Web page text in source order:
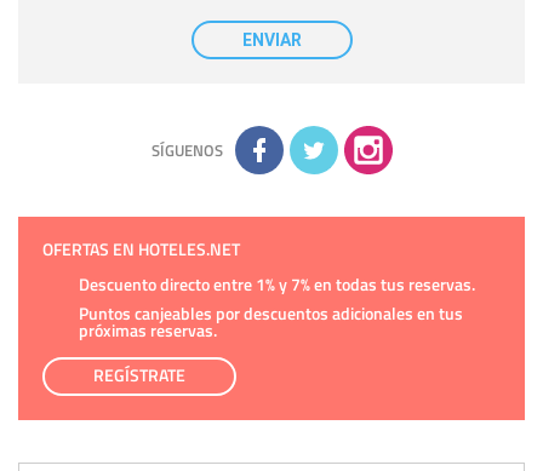
con carácter general, sólo el personal de
nuestra entidad que esté debidamente autorizado podrá
tener conocimiento de la información que le pedimos. No se
comunicarán datos a terceros.
adicional y detallada sobre cómo tratamos sus datos en la
política de privacidad
ENVIAR
SÍGUENOS
OFERTAS EN HOTELES.NET
Descuento directo entre 1% y 7% en todas tus reservas.
Puntos canjeables por descuentos adicionales en tus
próximas reservas.
REGÍSTRATE